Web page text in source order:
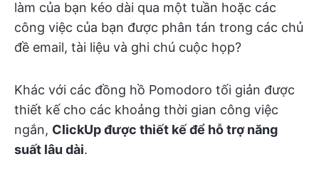
làm của bạn kéo dài qua một tuần hoặc các
công việc của bạn được phân tán trong các chủ
đề email, tài liệu và ghi chú cuộc họp?
Khác với các đồng hồ Pomodoro tối giản được
thiết kế cho các khoảng thời gian công việc
ngắn, ClickUp được thiết kế để hỗ trợ năng
suất lâu dài.